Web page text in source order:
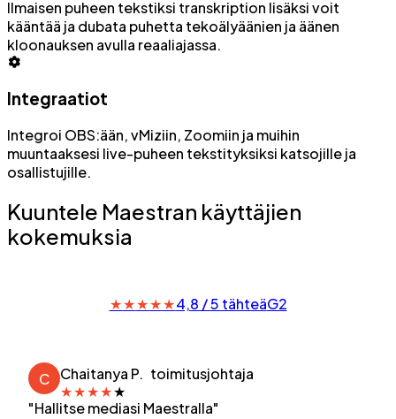
Ilmaisen puheen tekstiksi transkription lisäksi voit
kääntää ja dubata puhetta tekoälyäänien ja äänen
kloonauksen avulla reaaliajassa.
Integraatiot
Integroi OBS:ään, vMiziin, Zoomiin ja muihin
muuntaaksesi live-puheen tekstityksiksi katsojille ja
osallistujille.
Kuuntele Maestran käyttäjien
kokemuksia
★★★★★4,8 / 5 tähteäG2
C Chaitanya P. toimitusjohtaja
★★★★★
"Hallitse mediasi Maestralla"